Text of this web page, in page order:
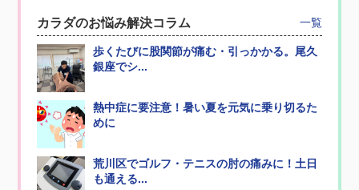
カラダのお悩み解決コラム 一覧
歩くたびに股関節が痛む・引っかかる。尾久
銀座でシ...
熱中症に要注意！暑い夏を元気に乗り切るた
めに
荒川区でゴルフ・テニスの肘の痛みに！土日
も通える...